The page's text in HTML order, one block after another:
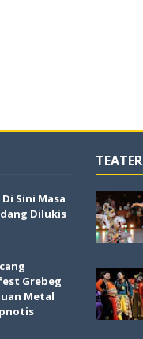
Sini Masa
Dilukis
Grebeg
Metal